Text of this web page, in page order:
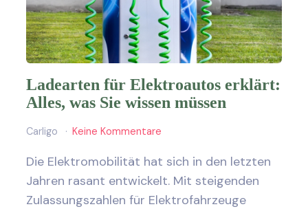
Ladearten für Elektroautos erklärt:
Alles, was Sie wissen müssen
Carligo Keine Kommentare
Die Elektromobilität hat sich in den letzten
Jahren rasant entwickelt. Mit steigenden
Zulassungszahlen für Elektrofahrzeuge